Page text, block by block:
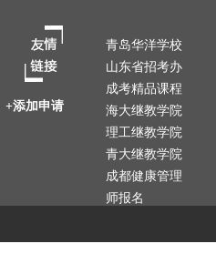
+添加申请
青岛华洋学校
山东省招考办
成考精品课程
海大继教学院
理工继教学院
青大继教学院
成都健康管理
师报名